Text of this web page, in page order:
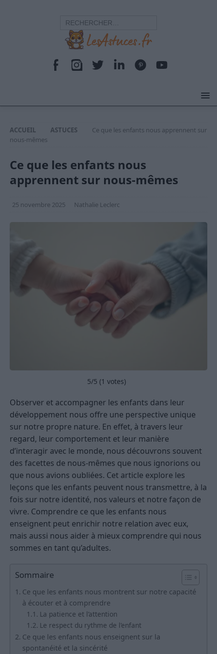
ACCUEIL ASTUCES
Ce que les enfants nous apprennent sur
nous-mêmes
Ce que les enfants nous
apprennent sur nous-mêmes
25 novembre 2025 Nathalie Leclerc
5/5 (1 votes)
Observer et accompagner les enfants dans leur
développement nous offre une perspective unique
sur notre propre nature. En effet, à travers leur
regard, leur comportement et leur manière
d’interagir avec le monde, nous découvrons souvent
des facettes de nous-mêmes que nous ignorions ou
que nous avions oubliées. Cet article explore les
leçons que les enfants peuvent nous transmettre, à la
fois sur notre identité, nos valeurs et notre façon de
vivre. Comprendre ce que les enfants nous
enseignent peut enrichir notre relation avec eux,
mais aussi nous aider à mieux comprendre qui nous
sommes en tant qu’adultes.
Sommaire
Ce que les enfants nous montrent sur notre capacité
à écouter et à comprendre
La patience et l’attention
Le respect du rythme de l’enfant
Ce que les enfants nous enseignent sur la
spontanéité et la sincérité